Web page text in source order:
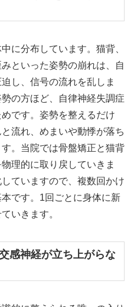
に分布しています。猫背、
といった姿勢の崩れは、自
し、信号の流れを乱しま
の方ほど、自律神経失調症
です。姿勢を整えるだけ
流れ、めまいや動悸が落ち
。当院では骨盤矯正と猫背
理的に取り戻していきま
ていますので、複数回かけ
です。1回ごとに身体に新
いきます。
感神経が立ち上がらな